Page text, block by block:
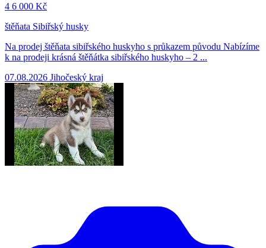
4 6 000 Kč
štěňata Sibiřský husky
Na prodej štěňata sibiřského huskyho s průkazem původu Nabízíme
k na prodeji krásná štěňátka sibiřského huskyho – 2 ...
07.08.2026 Jihočeský kraj